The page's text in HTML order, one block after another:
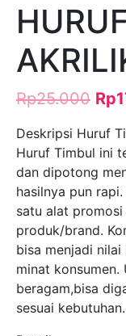
Rp25.000 Rp
Deskripsi Huruf
Huruf Timbul ini
dan dipotong
hasilnya pun
satu alat
produk/brand.
bisa menjadi
minat konsumen.
beragam,bisa
sesuai kebutuhan.